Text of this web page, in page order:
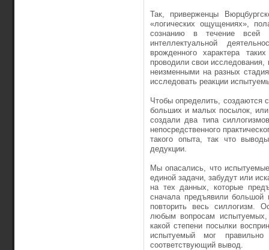
Так, приверженцы
«логических ощущениях»,
сознанию в течение всей
интеллектуальной
врожденного характера
проводили свои
неизменными на разных
исследовать реакции
Чтобы определить, создаются
больших и малых посылок, или
создали два типа
непосредственного
такого опыта, так что
дедукции.
Мы опасались, что
единой задачи, забудут или
на тех данных, которые
сначала предъявили
повторить весь силлогизм.
любым вопросам
какой степени посылки
испытуемый мог
соответствующий вывод.